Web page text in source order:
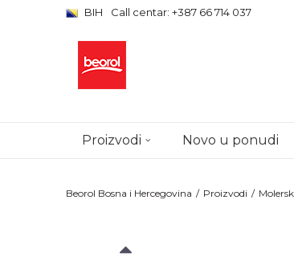
BIH Call centar: +387 66 714 037
Proizvodi Novo u ponudi
Beorol Bosna i Hercegovina Proizvodi